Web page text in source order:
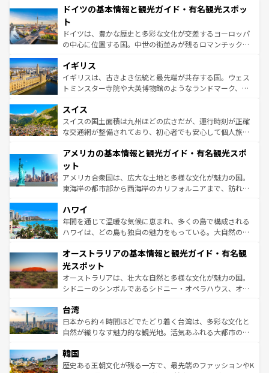
せる。地方によって風土や気候が異なるスペインはその個
ンテンツ一覧 を参照してほしい。
で、幅広い魅力が詰まっている。華麗な宮殿、歴史的な大
聖堂、美しいビーチ、そして豊かな自然が、訪れる者を心
から魅了する。また、フランスは美食の国としても知ら
れ、フランス料理はユネスコ無形文化遺産にも登録されて
香り高いラベンダー畑など、多彩な楽しみ方が可能だ。さ
らに、パリ以外の地域にも魅力が溢れており、どの街角に
も豊かな歴史と文化が息づいている。パリ以外の個性あふ
を参照してほしい。
ドイツの基本情報と観光ガイド・有名観光スポッ
ト
ドイツは、豊かな歴史と多彩な文化が交差するヨーロッパ
の中心に位置する国。中世の街並みが残るロマンチック街
顔を持つこの国は、どこを歩いても飽きることがない。ベ
ルリンの文化的活気、バイエルン州のアルプスの絶景、そ
してライン川沿いのワイン畑といった風景は必見。ビール
は、お酒好きな人にはぜひ体験してほしい。 なお、新着の
ドイツ情報はコンテンツ一覧を参照してほしい。
イギリス
イギリスは、古きよき伝統と最先端が共存する国。ウェス
トミンスター寺院や大英博物館のようなランドマーク、歴
リアごとに異なる魅力がある。また、優雅なアフタヌーン
ティー、ビール好きにはたまらない英国パブ、サッカー観
戦など、本場だからこそできる体験も豊富。イギリスを旅
ンツ一覧を参照してほしい。
スイス
スイスの国土面積は九州ほどの広さだが、運行時刻が正確
な交通網が整備されており、初心者でも安心して個人旅行
の建物がそのまま残る町や、スイスならではのユニークな
博物館もあり、アルプス観光だけでなく町歩きも満喫する
ことができる。国民の所得が高いため物価も高いが、旅行
者向けの交通パス提供のサービスもあり、うまく活用すれ
着のスイス情報は
アメリカの基本情報と観光ガイド・有名観光スポ
ット
アメリカ合衆国は、広大な土地と多様な文化が魅力の国。
東海岸の都市部から西海岸のカリフォルニアまで、訪れる
のような巨大都市は、観光、ショッピング、エンターテイ
ンメントが詰まった刺激的なスポットだ。一方、アメリカ
西部には大自然が広がり、グランドキャニオンやイエロー
部のニューオーリンズでは、音楽と美食が融合した独特の
文化が魅力。旅行者はアメリカの各地域で異なる魅力を楽
しみながら、その多様性と豊かな歴史を感じることができ
るだろう。車でのロードトリップや列車の旅も、アメリカ
情報は
ハワイ
年間を通じて温暖な気候に恵まれ、多くの島で構成される
ハワイは、どの島も独自の魅力をもっている。大自然の神
ワイ島は見逃せない。また、定番の観光地といえばオアフ
島だが、静かな自然を求めるならマウイ島やカウアイ島が
おすすめ。エメラルドグリーンに輝く海をはじめ、豊かな
文化や歴史が息づいている。「アロハスピリット」と呼ば
人々、おいしいローカルフードやハワイアンミュージッ
ク、伝統的なフラダンスなど、すべてがハワイの魅力を彩
っている。訪れるたびに新しい発見と感動が待っているハ
はコンテンツ一覧
オーストラリアの基本情報と観光ガイド・有名観
光スポット
オーストラリアは、壮大な自然と多様な文化が魅力の国。
シドニーのシンボルであるシドニー・オペラハウス、オー
リアリーフや大陸中央部にそびえるウルル（エアーズロッ
ク）、タスマニアの美しい原生林やケアンズの熱帯雨林な
ど、見どころがたくさん。また、カフェやワイン、オージ
いる。アクティビティも充実しており、サーフィンやダイ
ビング、ハイキングなど、アウトドア好きにはたまらな
台湾
日本から約４時間ほどでたどり着く台湾は、多彩な文化と
自然が織りなす魅力的な観光地。活気あふれる大都市の台
ン）、静ひつな山岳地帯である台湾東部など、都市の喧騒
と山間の静けさが共存しており、訪れる人に新しい発見と
韓国
歴史ある王朝文化が残る一方で、最先端のファッションやK